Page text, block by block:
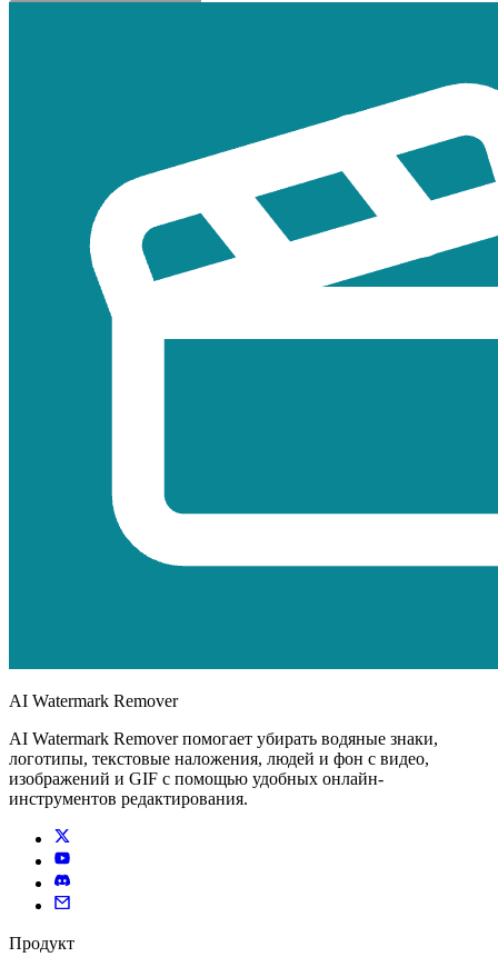
AI Watermark Remover
AI Watermark Remover помогает убирать водяные знаки,
логотипы, текстовые наложения, людей и фон с видео,
изображений и GIF с помощью удобных онлайн-
инструментов редактирования.
Продукт